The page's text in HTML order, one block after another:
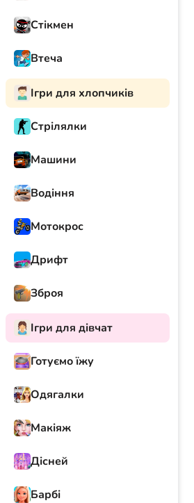
Стікмен
Втеча
Ігри для хлопчиків
Стрілялки
Машини
Водіння
Мотокрос
Дрифт
Зброя
Ігри для дівчат
Готуємо їжу
Одягалки
Макіяж
Дісней
Барбі